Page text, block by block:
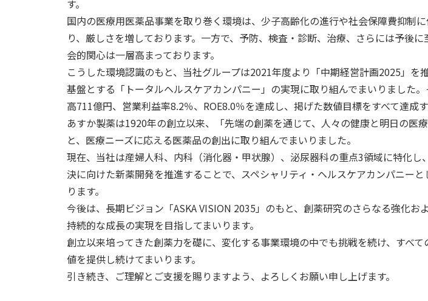
す。
国内の医療用医薬品事業を取り巻く環境は、少子高齢化の進行や社会保障費抑制
り、厳しさを増しております。一方で、予防、検査・診断、治療、さらには予後
会的関心は一層高まっております。
こうした環境認識のもと、当社グループは2021年度より「中期経営計画2025」を
基盤とする「トータルヘルスケアカンパニー」の実現に取り組んでまいりました
高711億円、営業利益率8.2％、ROE8.0％を達成し、掲げた数値目標をすべて達成
あすか製薬は1920年の創立以来、「先端の創薬を通じて、人々の健康と明日の医
と、医療ニーズに応える医薬品の創出に取り組んでまいりました。
現在、当社は産婦人科、内科（消化器・甲状腺）、泌尿器科の重点3領域に特化し
決に向けた新薬開発を推進することで、スペシャリティ・ヘルスケアカンパニー
ります。
今後は、長期ビジョン「ASKA VISION 2035」のもと、創薬研究のさらなる強化お
持続的な成長の実現を目指してまいります。
創立以来培ってきた創薬力を礎に、変化する事業環境の中でも挑戦を続け、すべ
値を提供し続けてまいります。
引き続き、ご理解とご支援を賜りますよう、よろしくお願い申し上げます。